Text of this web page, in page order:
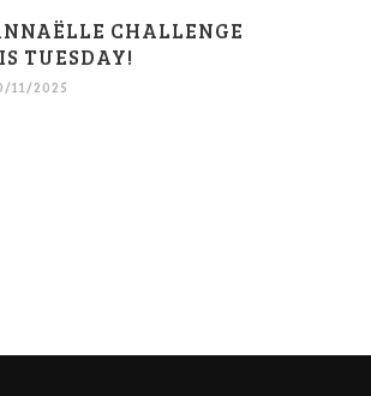
CHALLENGE
TUESDAY!
11/2025